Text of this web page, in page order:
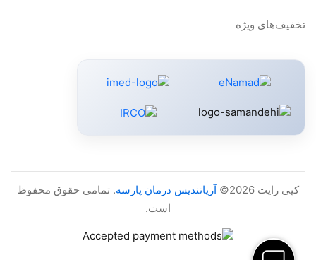
تخفیف‌های ویژه
کپی رایت 2026© آریاتندیس درمان پارسه. تمامی حقوق محفوظ
است.